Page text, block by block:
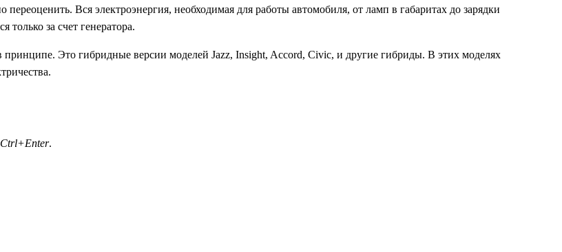
Вся электроэнергия, необходимая для работы автомобиля, от ламп в габаритах до зарядки
только за счет генератора.
принципе. Это гибридные версии моделей Jazz, Insight, Accord, Civic, и другие гибриды. В этих моделях
Ctrl+Enter.